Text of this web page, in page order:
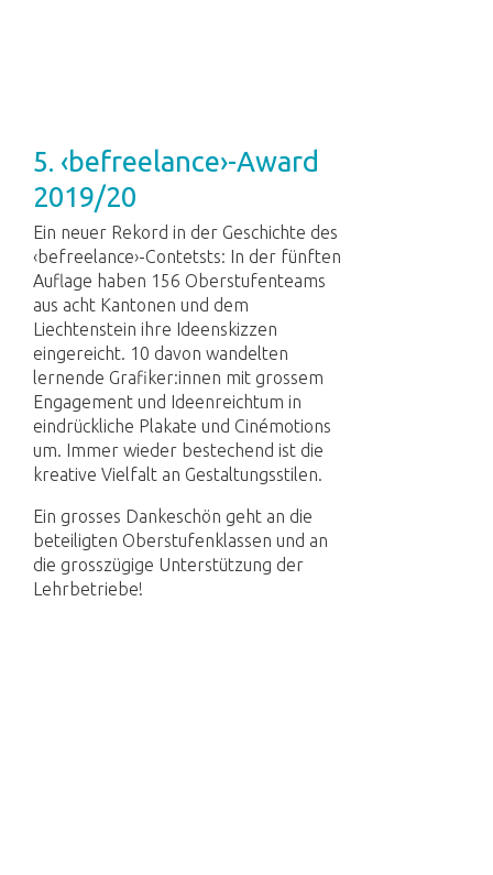
5. ‹befreelance›-Award
2019/20
Ein neuer Rekord in der Geschichte des
‹befreelance›-Contetsts: In der fünften
Auflage haben 156 Oberstufenteams
aus acht Kantonen und dem
Liechtenstein ihre Ideenskizzen
eingereicht. 10 davon wandelten
lernende Grafiker:innen mit grossem
Engagement und Ideenreichtum in
eindrückliche Plakate und Cinémotions
um. Immer wieder bestechend ist die
kreative Vielfalt an Gestaltungsstilen.
Ein grosses Dankeschön geht an die
beteiligten Oberstufenklassen und an
die grosszügige Unterstützung der
Lehrbetriebe!